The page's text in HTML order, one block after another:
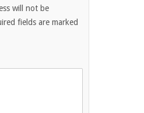
will not be
fields are marked